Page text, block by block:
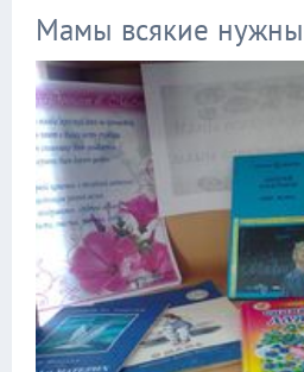
Мамы всякие нужны